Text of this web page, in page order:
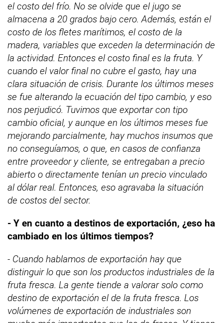
el costo del frío. No se olvide que el jugo se
almacena a 20 grados bajo cero. Además, están el
costo de los fletes marítimos, el costo de la
madera, variables que exceden la determinación de
la actividad. Entonces el costo final es la fruta. Y
cuando el valor final no cubre el gasto, hay una
clara situación de crisis. Durante los últimos meses
se fue alterando la ecuación del tipo cambio, y eso
nos perjudicó. Tuvimos que exportar con tipo
cambio oficial, y aunque en los últimos meses fue
mejorando parcialmente, hay muchos insumos que
no conseguíamos, o que, en casos de confianza
entre proveedor y cliente, se entregaban a precio
abierto o directamente tenían un precio vinculado
al dólar real. Entonces, eso agravaba la situación
de costos del sector.
- Y en cuanto a destinos de exportación, ¿eso ha
cambiado en los últimos tiempos?
- Cuando hablamos de exportación hay que
distinguir lo que son los productos industriales de la
fruta fresca. La gente tiende a valorar solo como
destino de exportación el de la fruta fresca. Los
volúmenes de exportación de industriales son